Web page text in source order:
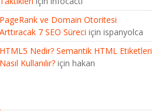
ve Domain Otoritesi
7 SEO Süreci için ispanyolca
Nedir? Semantik HTML Etiketleri
Kullanılır?için hakan